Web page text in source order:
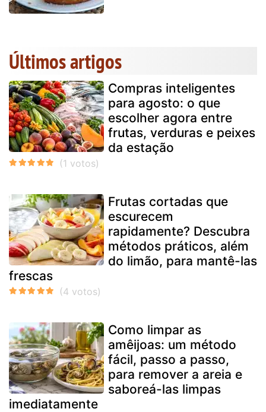
Últimos artigos
Compras inteligentes
para agosto: o que
escolher agora entre
frutas, verduras e peixes
da estação
Frutas cortadas que
escurecem
rapidamente? Descubra
métodos práticos, além
do limão, para mantê-las
frescas
Como limpar as
amêijoas: um método
fácil, passo a passo,
para remover a areia e
saboreá-las limpas
imediatamente